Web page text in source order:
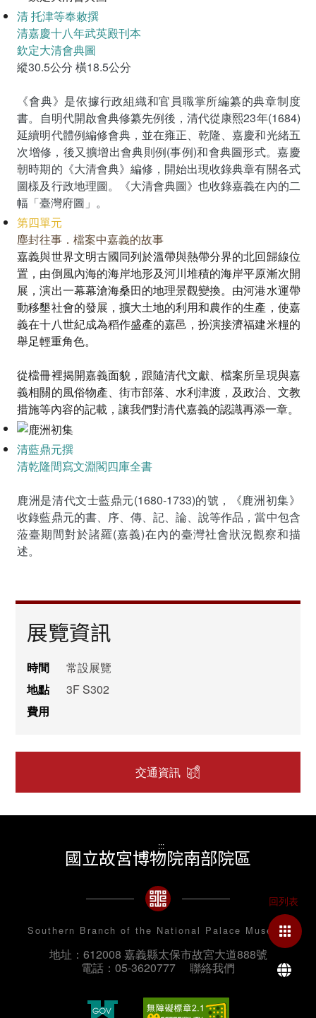
清 托津等奉敕撰
清嘉慶十八年武英殿刊本
欽定大清會典圖
縱30.5公分 橫18.5公分
《會典》是依據行政組織和官員職掌所編纂的典章制度
書。自明代開啟會典修纂先例後，清代從康熙23年(1684)
延續明代體例編修會典，並在雍正、乾隆、嘉慶和光緒五
次增修，後又擴增出會典則例(事例)和會典圖形式。嘉慶
朝時期的《大清會典》編修，開始出現收錄典章有關各式
圖樣及行政地理圖。《大清會典圖》也收錄嘉義在內的二
幅「臺灣府圖」。
第四單元
塵封往事．檔案中嘉義的故事
嘉義與世界文明古國同列於溫帶與熱帶分界的北回歸線位
置，由倒風內海的海岸地形及河川堆積的海岸平原漸次開
展，演出一幕幕滄海桑田的地理景觀變換。由河港水運帶
動移墾社會的發展，擴大土地的利用和農作的生產，使嘉
義在十八世紀成為稻作盛產的嘉邑，扮演接濟福建米糧的
舉足輕重角色。
從檔冊裡揭開嘉義面貌，跟隨清代文獻、檔案所呈現與嘉
義相關的風俗物產、街市部落、水利津渡，及政治、文教
措施等內容的記載，讓我們對清代嘉義的認識再添一章。
清藍鼎元撰
清乾隆間寫文淵閣四庫全書
鹿洲是清代文士藍鼎元(1680-1733)的號，《鹿洲初集》
收錄藍鼎元的書、序、傳、記、論、說等作品，當中包含
蒞臺期間對於諸羅(嘉義)在內的臺灣社會狀況觀察和描
述。
展覽資訊
時間
常設展覽
地點
3F S302
費用
交通資訊
:::
國立故宮博物院南部院區
Southern Branch of the National Palace Museum
地址：612008 嘉義縣太保市故宮大道888號
電話：05-3620777
聯絡我們